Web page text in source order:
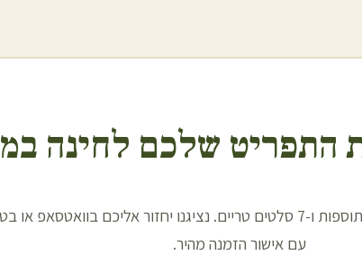
התפריט שלכם לחינה ב
בחרו 3 מנות עיקריות, 3 תוספות ו-7 סלטים טריים. נציגנו יחזור אליכם בוואטסאפ
עם אישור הזמנה מהיר.